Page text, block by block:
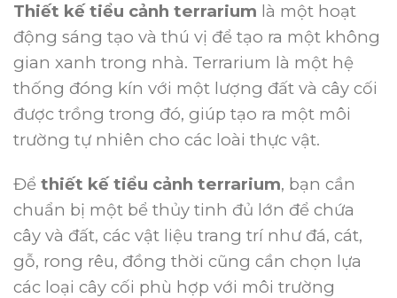
Thiết kế tiểu cảnh terrarium là một hoạt
động sáng tạo và thú vị để tạo ra một không
gian xanh trong nhà. Terrarium là một hệ
thống đóng kín với một lượng đất và cây cối
được trồng trong đó, giúp tạo ra một môi
trường tự nhiên cho các loài thực vật.
Để thiết kế tiểu cảnh terrarium, bạn cần
chuẩn bị một bể thủy tinh đủ lớn để chứa
cây và đất, các vật liệu trang trí như đá, cát,
gỗ, rong rêu, đồng thời cũng cần chọn lựa
các loại cây cối phù hợp với môi trường